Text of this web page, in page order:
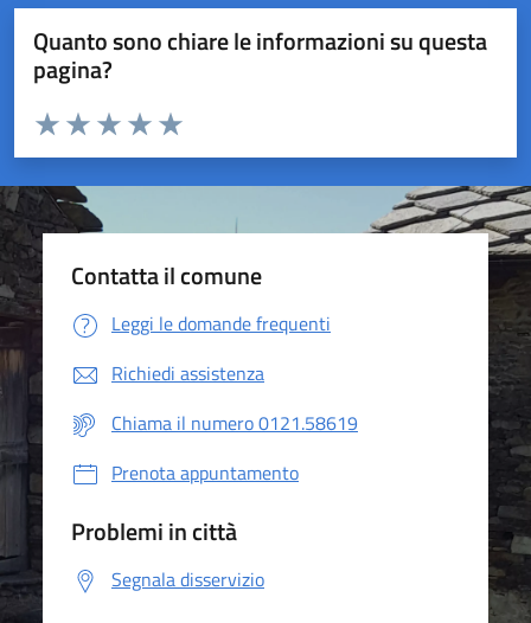
Quanto sono chiare le informazioni su questa
pagina?
Valuta da 1 a 5 stelle la pagina
Valuta 5 stelle su 5
Valuta 4 stelle su 5
Valuta 3 stelle su 5
Valuta 2 stelle su 5
Valuta 1 stelle su 5
Contatta il comune
Leggi le domande frequenti
Richiedi assistenza
Chiama il numero 0121.58619
Prenota appuntamento
Problemi in città
Segnala disservizio